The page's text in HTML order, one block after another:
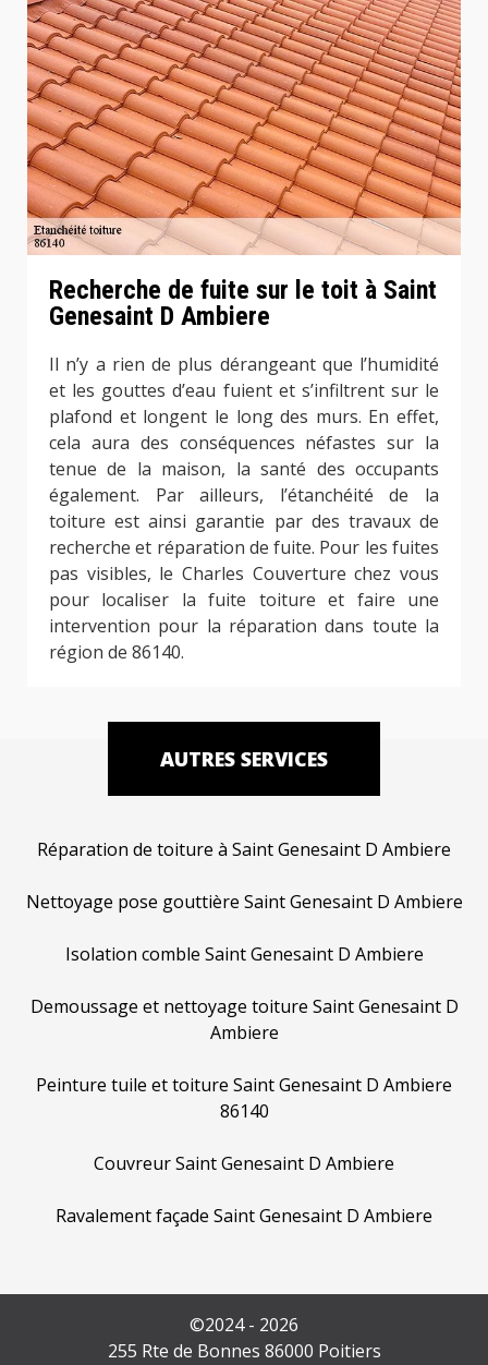
Recherche de fuite sur le toit à Saint
Genesaint D Ambiere
Il n’y a rien de plus dérangeant que l’humidité
et les gouttes d’eau fuient et s’infiltrent sur le
plafond et longent le long des murs. En effet,
cela aura des conséquences néfastes sur la
tenue de la maison, la santé des occupants
également. Par ailleurs, l’étanchéité de la
toiture est ainsi garantie par des travaux de
recherche et réparation de fuite. Pour les fuites
pas visibles, le Charles Couverture chez vous
pour localiser la fuite toiture et faire une
intervention pour la réparation dans toute la
région de 86140.
AUTRES SERVICES
Réparation de toiture à Saint Genesaint D Ambiere
Nettoyage pose gouttière Saint Genesaint D Ambiere
Isolation comble Saint Genesaint D Ambiere
Demoussage et nettoyage toiture Saint Genesaint D
Ambiere
Peinture tuile et toiture Saint Genesaint D Ambiere
86140
Couvreur Saint Genesaint D Ambiere
Ravalement façade Saint Genesaint D Ambiere
©2024 - 2026
255 Rte de Bonnes 86000 Poitiers